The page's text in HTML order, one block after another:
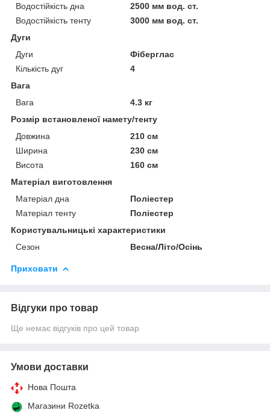
Водостійкість дна
2500 мм вод. ст.
Водостійкість тенту
3000 мм вод. ст.
Дуги
Дуги
Фіберглас
Кількість дуг
4
Вага
Вага
4.3 кг
Розмір встановленої намету/тенту
Довжина
210 см
Ширина
230 см
Висота
160 см
Матеріал виготовлення
Матеріал дна
Поліестер
Матеріал тенту
Поліестер
Користувальницькі характеристики
Сезон
Весна/Літо/Осінь
Приховати
Відгуки про товар
Ще немає відгуків про цей товар
Умови доставки
Нова Пошта
Магазини Rozetka